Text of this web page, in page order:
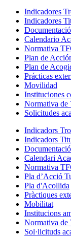
Indicadores
Indicadores
Calendario
Normativa
Plan de
Plan de
Prácticas
Movilidad
Instituciones
Normativa de
Solicitudes
Indicadors
Indicadors
Calendari
Normativa
Pla d’Acció
Pla d'Acollida
Pràctiques
Mobilitat
Institucions
Normativa de
Sol·licituds